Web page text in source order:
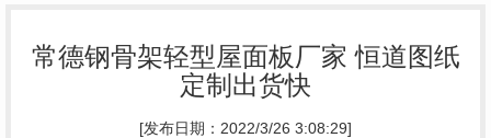
常德钢骨架轻型屋面板厂家 恒道图纸
定制出货快
[发布日期：2022/3/26 3:08:29]